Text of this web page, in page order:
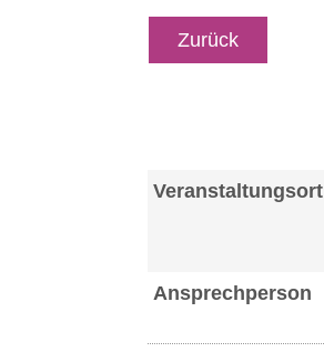
Zurück
Veranstaltungsort
Ansprechperson